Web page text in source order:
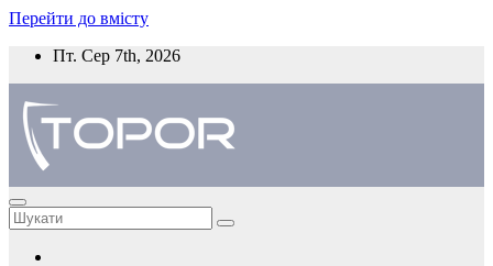
Перейти до вмісту
Пт. Сер 7th, 2026